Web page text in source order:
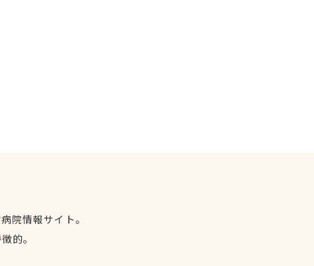
院情報サイト。
的。